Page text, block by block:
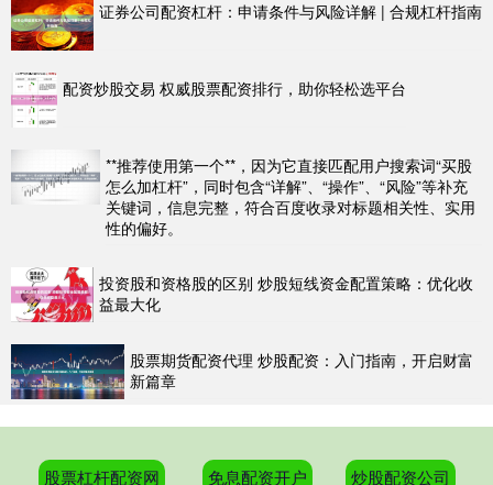
证券公司配资杠杆：申请条件与风险详解 | 合规杠杆指南
配资炒股交易 权威股票配资排行，助你轻松选平台
**推荐使用第一个**，因为它直接匹配用户搜索词“买股
怎么加杠杆”，同时包含“详解”、“操作”、“风险”等补充
关键词，信息完整，符合百度收录对标题相关性、实用
性的偏好。
投资股和资格股的区别 炒股短线资金配置策略：优化收
益最大化
股票期货配资代理 炒股配资：入门指南，开启财富
新篇章
股票杠杆配资网 免息配资开户 炒股配资公司